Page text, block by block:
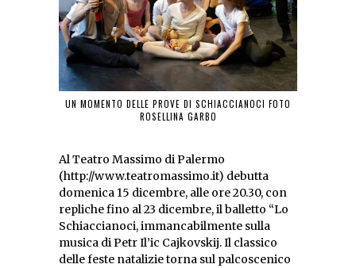
UN MOMENTO DELLE PROVE DI SCHIACCIANOCI FOTO
ROSELLINA GARBO
Al Teatro Massimo di Palermo
(http://www.teatromassimo.it) debutta
domenica 15 dicembre, alle ore 20.30, con
repliche fino al 23 dicembre, il balletto “Lo
Schiaccianoci, immancabilmente sulla
musica di Petr Il’ic Cajkovskij. Il classico
delle feste natalizie torna sul palcoscenico